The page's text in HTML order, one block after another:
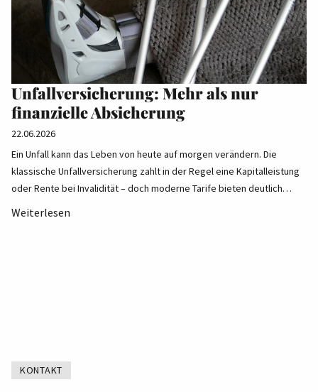
Unfallversicherung: Mehr als nur
finanzielle Absicherung
22.06.2026
Ein Unfall kann das Leben von heute auf morgen verändern. Die
klassische Unfallversicherung zahlt in der Regel eine Kapitalleistung
oder Rente bei Invalidität – doch moderne Tarife bieten deutlich…
Weiterlesen
KONTAKT